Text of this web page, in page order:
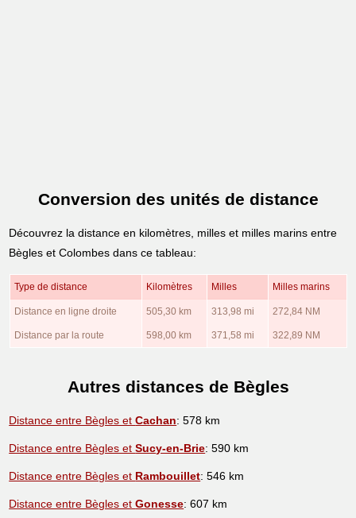
Conversion des unités de distance
Découvrez la distance en kilomètres, milles et milles marins entre
Bègles et Colombes dans ce tableau:
Type de distance Kilomètres Milles Milles marins
Distance en ligne droite 505,30 km 313,98 mi 272,84 NM
Distance par la route 598,00 km 371,58 mi 322,89 NM
Autres distances de Bègles
Distance entre Bègles etCachan: 578 km
Distance entre Bègles etSucy-en-Brie: 590 km
Distance entre Bègles et Rambouillet: 546 km
Distance entre Bègles etGonesse: 607 km